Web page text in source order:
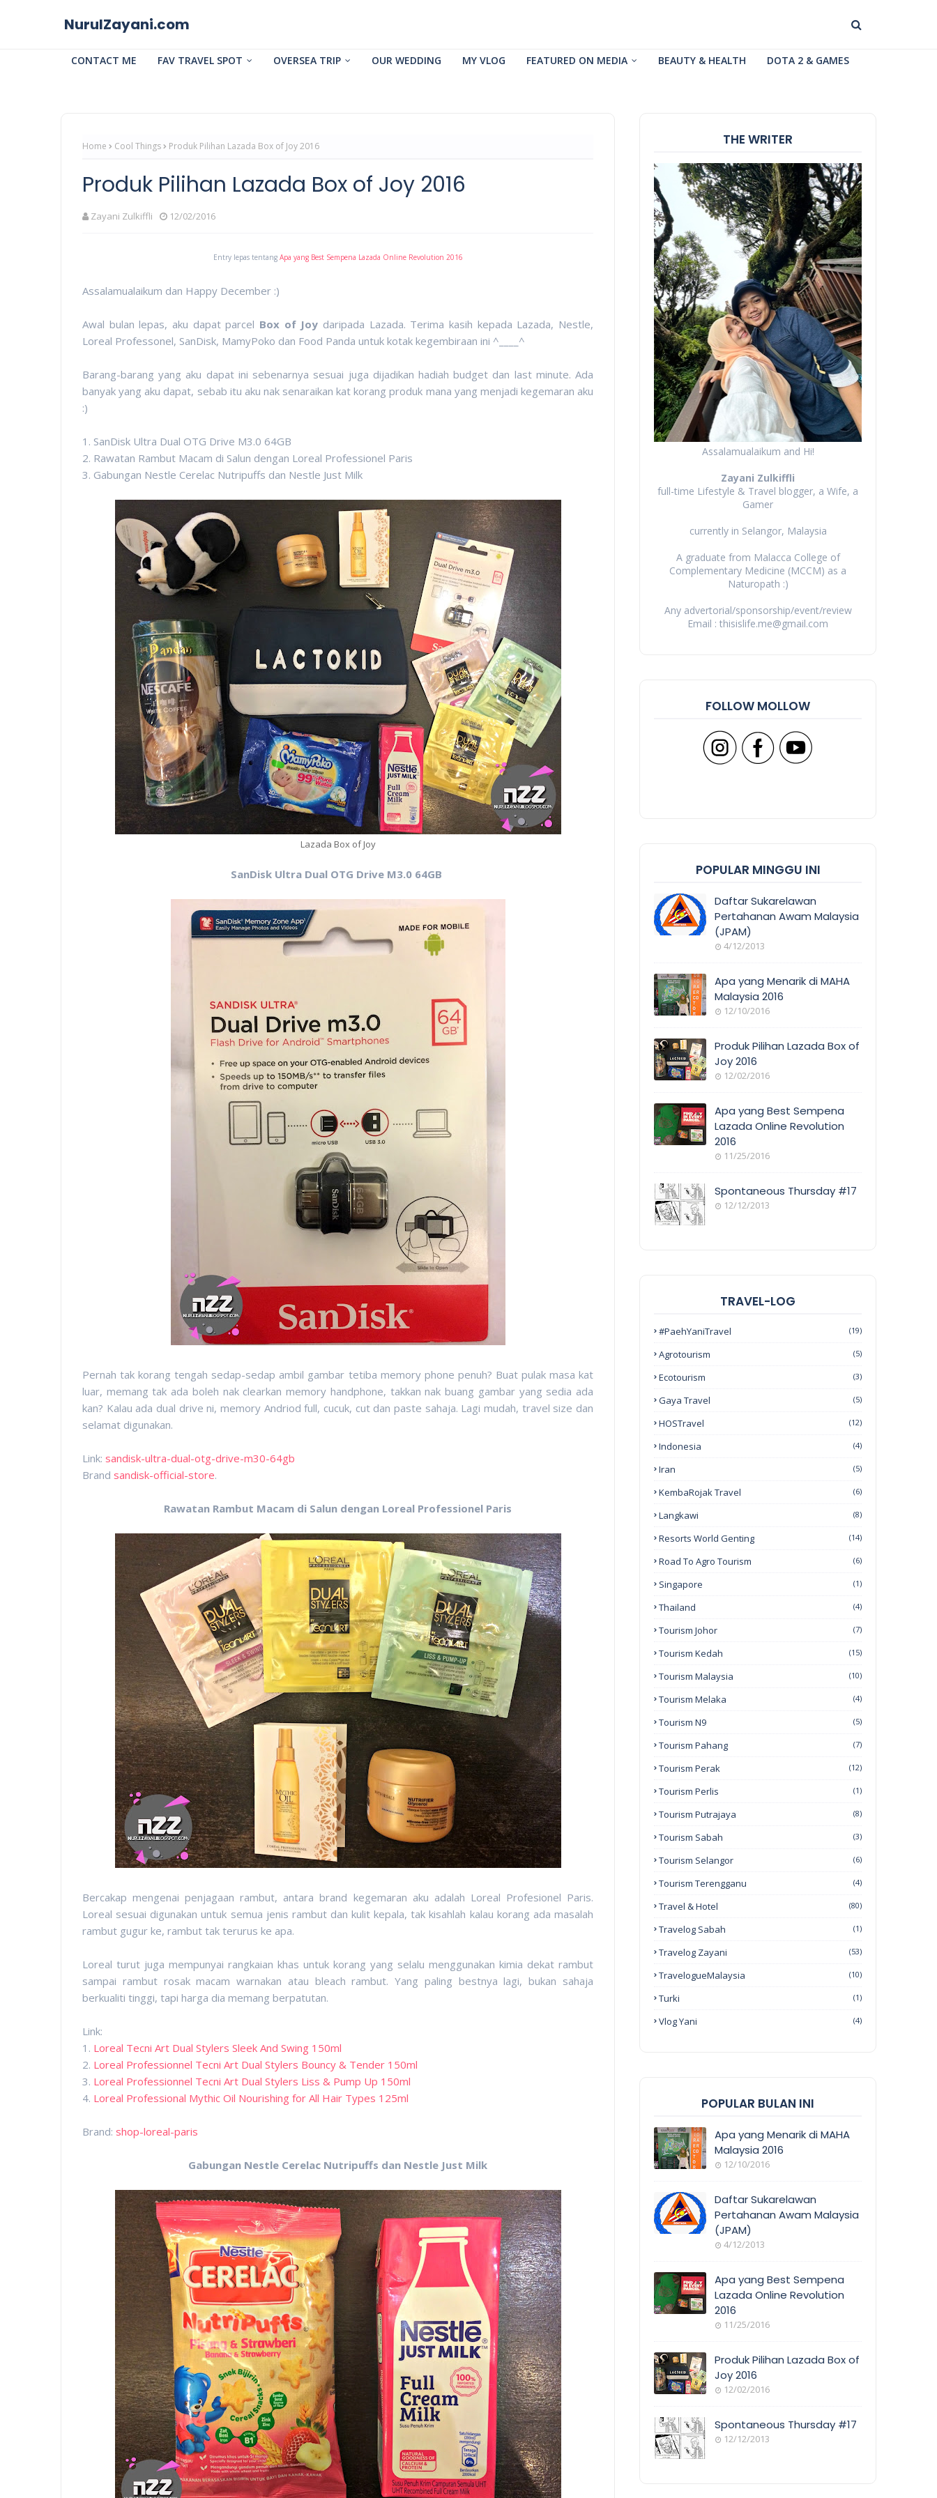
NurulZayani.com
CONTACT ME FAV TRAVEL SPOT OVERSEA TRIP OUR WEDDING MY VLOG FEATURED ON MEDIA BEAUTY & HEALTH DOTA 2 & GAMES
Home Cool Things Produk Pilihan Lazada Box of Joy 2016
Produk Pilihan Lazada Box of Joy 2016
Zayani Zulkiffli 12/02/2016
Entry lepas tentang Apa yang Best Sempena Lazada Online Revolution 2016
Assalamualaikum dan Happy December :)
Awal bulan lepas, aku dapat parcel Box of Joy daripada Lazada. Terima kasih kepada Lazada, Nestle,
Loreal Professonel, SanDisk, MamyPoko dan Food Panda untuk kotak kegembiraan ini ^____^
Barang-barang yang aku dapat ini sebenarnya sesuai juga dijadikan hadiah budget dan last minute. Ada
banyak yang aku dapat, sebab itu aku nak senaraikan kat korang produk mana yang menjadi kegemaran aku
:)
1. SanDisk Ultra Dual OTG Drive M3.0 64GB
2. Rawatan Rambut Macam di Salun dengan Loreal Professionel Paris
3. Gabungan Nestle Cerelac Nutripuffs dan Nestle Just Milk
Lazada Box of Joy
SanDisk Ultra Dual OTG Drive M3.0 64GB
Pernah tak korang tengah sedap-sedap ambil gambar tetiba memory phone penuh? Buat pulak masa kat
luar, memang tak ada boleh nak clearkan memory handphone, takkan nak buang gambar yang sedia ada
kan? Kalau ada dual drive ni, memory Andriod full, cucuk, cut dan paste sahaja. Lagi mudah, travel size dan
selamat digunakan.
Link: sandisk-ultra-dual-otg-drive-m30-64gb
Brand sandisk-official-store.
Rawatan Rambut Macam di Salun dengan Loreal Professionel Paris
Bercakap mengenai penjagaan rambut, antara brand kegemaran aku adalah Loreal Profesionel Paris.
Loreal sesuai digunakan untuk semua jenis rambut dan kulit kepala, tak kisahlah kalau korang ada masalah
rambut gugur ke, rambut tak terurus ke apa.
Loreal turut juga mempunyai rangkaian khas untuk korang yang selalu menggunakan kimia dekat rambut
sampai rambut rosak macam warnakan atau bleach rambut. Yang paling bestnya lagi, bukan sahaja
berkualiti tinggi, tapi harga dia memang berpatutan.
Link:
1. Loreal Tecni Art Dual Stylers Sleek And Swing 150ml
2. Loreal Professionnel Tecni Art Dual Stylers Bouncy & Tender 150ml
3. Loreal Professionnel Tecni Art Dual Stylers Liss & Pump Up 150ml
4. Loreal Professional Mythic Oil Nourishing for All Hair Types 125ml
Brand: shop-loreal-paris
Gabungan Nestle Cerelac Nutripuffs dan Nestle Just Milk
THE WRITER
Assalamualaikum and Hi!
Zayani Zulkiffli
full-time Lifestyle & Travel blogger, a Wife, a
Gamer
currently in Selangor, Malaysia
A graduate from Malacca College of
Complementary Medicine (MCCM) as a
Naturopath :)
Any advertorial/sponsorship/event/review
Email : thisislife.me@gmail.com
FOLLOW MOLLOW
POPULAR MINGGU INI
Daftar Sukarelawan
Pertahanan Awam Malaysia
(JPAM)
4/12/2013
Apa yang Menarik di MAHA
Malaysia 2016
12/10/2016
Produk Pilihan Lazada Box of
Joy 2016
12/02/2016
Apa yang Best Sempena
Lazada Online Revolution
2016
11/25/2016
Spontaneous Thursday #17
12/12/2013
TRAVEL-LOG
#PaehYaniTravel (19)
Agrotourism (5)
Ecotourism (3)
Gaya Travel (5)
HOSTravel (12)
Indonesia (4)
Iran (5)
KembaRojak Travel (6)
Langkawi (8)
Resorts World Genting (14)
Road To Agro Tourism (6)
Singapore (1)
Thailand (4)
Tourism Johor (7)
Tourism Kedah (15)
Tourism Malaysia (10)
Tourism Melaka (4)
Tourism N9 (5)
Tourism Pahang (7)
Tourism Perak (12)
Tourism Perlis (1)
Tourism Putrajaya (8)
Tourism Sabah (3)
Tourism Selangor (6)
Tourism Terengganu (4)
Travel & Hotel (80)
Travelog Sabah (1)
Travelog Zayani (53)
TravelogueMalaysia (10)
Turki (1)
Vlog Yani (4)
POPULAR BULAN INI
COVERAGE
Apa yang Menarik di MAHA
Malaysia 2016
12/10/2016
Daftar Sukarelawan
Pertahanan Awam Malaysia
(JPAM)
4/12/2013
Apa yang Best Sempena
Lazada Online Revolution
2016
11/25/2016
THINGS
Produk Pilihan Lazada Box of
Joy 2016
12/02/2016
Spontaneous Thursday #17
12/12/2013